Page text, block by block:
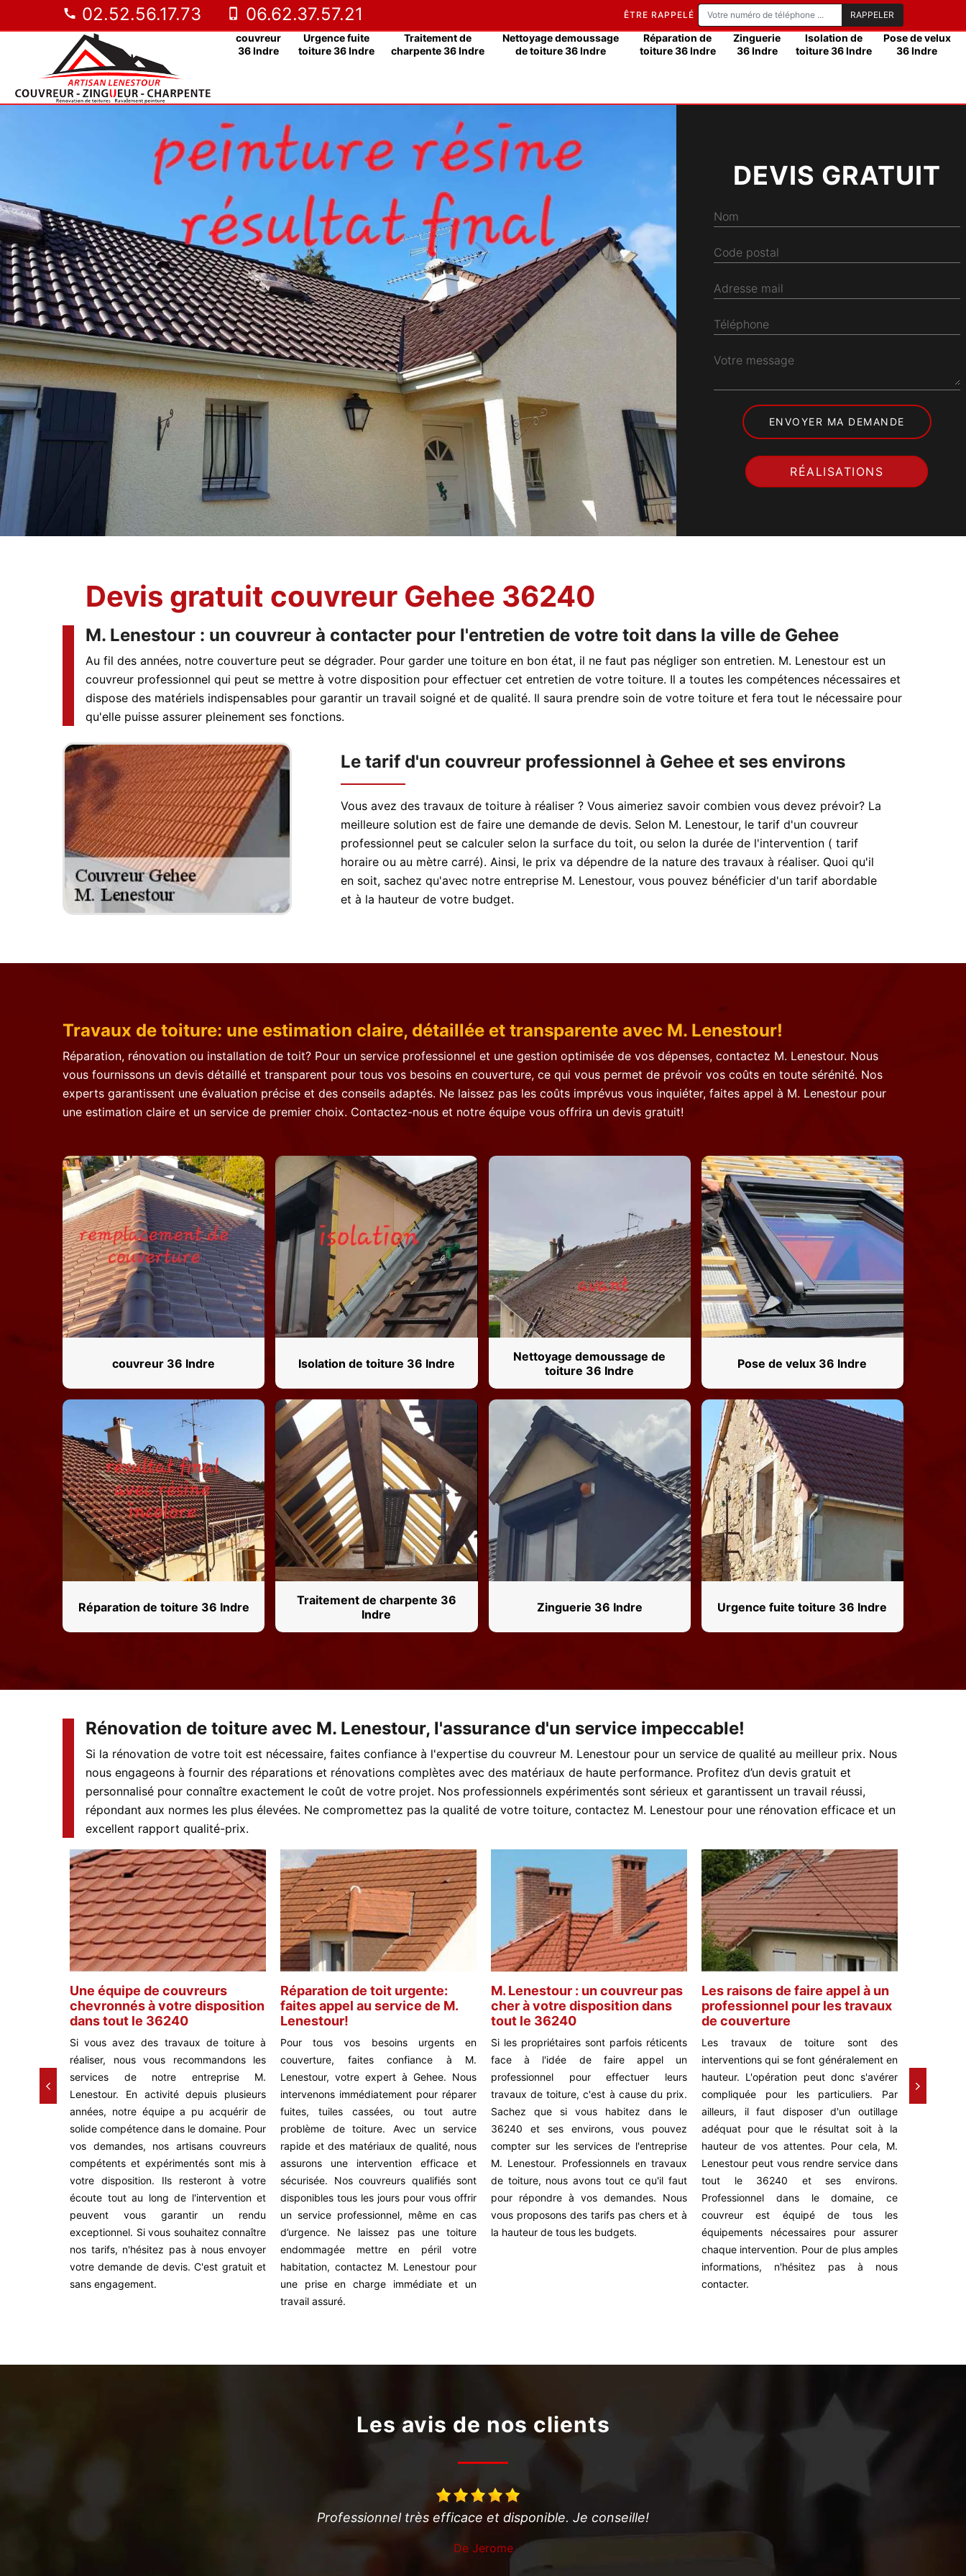
02.52.56.17.73 06.62.37.57.21 ÊTRE RAPPELÉ
couvreur
36 Indre
Urgence fuite
toiture 36 Indre
Traitement de
charpente 36 Indre
Nettoyage demoussage
de toiture 36 Indre
Réparation de
toiture 36 Indre
Zinguerie
36 Indre
Isolation de
toiture 36 Indre
Pose de velux
36 Indre
DEVIS GRATUIT
Nom
Code postal
Adresse mail
Téléphone
Votre message
RÉALISATIONS
Devis gratuit couvreur Gehee 36240
M. Lenestour : un couvreur à contacter pour l'entretien de votre toit dans la ville de Gehee
Au fil des années, notre couverture peut se dégrader. Pour garder une toiture en bon état, il ne faut pas négliger son entretien. M. Lenestour est un
couvreur professionnel qui peut se mettre à votre disposition pour effectuer cet entretien de votre toiture. Il a toutes les compétences nécessaires et
dispose des matériels indispensables pour garantir un travail soigné et de qualité. Il saura prendre soin de votre toiture et fera tout le nécessaire pour
qu'elle puisse assurer pleinement ses fonctions.
Le tarif d'un couvreur professionnel à Gehee et ses environs
Vous avez des travaux de toiture à réaliser ? Vous aimeriez savoir combien vous devez prévoir? La
meilleure solution est de faire une demande de devis. Selon M. Lenestour, le tarif d'un couvreur
professionnel peut se calculer selon la surface du toit, ou selon la durée de l'intervention ( tarif
horaire ou au mètre carré). Ainsi, le prix va dépendre de la nature des travaux à réaliser. Quoi qu'il
en soit, sachez qu'avec notre entreprise M. Lenestour, vous pouvez bénéficier d'un tarif abordable
et à la hauteur de votre budget.
Travaux de toiture: une estimation claire, détaillée et transparente avec M. Lenestour!
Réparation, rénovation ou installation de toit? Pour un service professionnel et une gestion optimisée de vos dépenses, contactez M. Lenestour. Nous
vous fournissons un devis détaillé et transparent pour tous vos besoins en couverture, ce qui vous permet de prévoir vos coûts en toute sérénité. Nos
experts garantissent une évaluation précise et des conseils adaptés. Ne laissez pas les coûts imprévus vous inquiéter, faites appel à M. Lenestour pour
une estimation claire et un service de premier choix. Contactez-nous et notre équipe vous offrira un devis gratuit!
couvreur 36 Indre Isolation de toiture 36 Indre
Nettoyage demoussage de
toiture 36 Indre
Pose de velux 36 Indre
Réparation de toiture 36 Indre
Traitement de charpente 36
Indre
Zinguerie 36 Indre Urgence fuite toiture 36 Indre
Rénovation de toiture avec M. Lenestour, l'assurance d'un service impeccable!
Si la rénovation de votre toit est nécessaire, faites confiance à l'expertise du couvreur M. Lenestour pour un service de qualité au meilleur prix. Nous
nous engageons à fournir des réparations et rénovations complètes avec des matériaux de haute performance. Profitez d’un devis gratuit et
personnalisé pour connaître exactement le coût de votre projet. Nos professionnels expérimentés sont sérieux et garantissent un travail réussi,
répondant aux normes les plus élevées. Ne compromettez pas la qualité de votre toiture, contactez M. Lenestour pour une rénovation efficace et un
excellent rapport qualité-prix.
Une équipe de couvreurs
chevronnés à votre disposition
dans tout le 36240
Si vous avez des travaux de toiture à
réaliser, nous vous recommandons les
services de notre entreprise M.
Lenestour. En activité depuis plusieurs
années, notre équipe a pu acquérir de
solide compétence dans le domaine. Pour
vos demandes, nos artisans couvreurs
compétents et expérimentés sont mis à
votre disposition. Ils resteront à votre
écoute tout au long de l'intervention et
peuvent vous garantir un rendu
exceptionnel. Si vous souhaitez connaître
nos tarifs, n'hésitez pas à nous envoyer
votre demande de devis. C'est gratuit et
sans engagement.
Réparation de toit urgente:
faites appel au service de M.
Lenestour!
Pour tous vos besoins urgents en
couverture, faites confiance à M.
Lenestour, votre expert à Gehee. Nous
intervenons immédiatement pour réparer
fuites, tuiles cassées, ou tout autre
problème de toiture. Avec un service
rapide et des matériaux de qualité, nous
assurons une intervention efficace et
sécurisée. Nos couvreurs qualifiés sont
disponibles tous les jours pour vous offrir
un service professionnel, même en cas
d’urgence. Ne laissez pas une toiture
endommagée mettre en péril votre
habitation, contactez M. Lenestour pour
une prise en charge immédiate et un
travail assuré.
M. Lenestour : un couvreur pas
cher à votre disposition dans
tout le 36240
Si les propriétaires sont parfois réticents
face à l'idée de faire appel un
professionnel pour effectuer leurs
travaux de toiture, c'est à cause du prix.
Sachez que si vous habitez dans le
36240 et ses environs, vous pouvez
compter sur les services de l'entreprise
M. Lenestour. Professionnels en travaux
de toiture, nous avons tout ce qu'il faut
pour répondre à vos demandes. Nous
vous proposons des tarifs pas chers et à
la hauteur de tous les budgets.
Les raisons de faire appel à un
professionnel pour les travaux
de couverture
Les travaux de toiture sont des
interventions qui se font généralement en
hauteur. L'opération peut donc s'avérer
compliquée pour les particuliers. Par
ailleurs, il faut disposer d'un outillage
adéquat pour que le résultat soit à la
hauteur de vos attentes. Pour cela, M.
Lenestour peut vous rendre service dans
tout le 36240 et ses environs.
Professionnel dans le domaine, ce
couvreur est équipé de tous les
équipements nécessaires pour assurer
chaque intervention. Pour de plus amples
informations, n'hésitez pas à nous
contacter.
dans les
Les avis de nos clients
Professionnel très efficace et disponible. Je conseille!
De Jerome